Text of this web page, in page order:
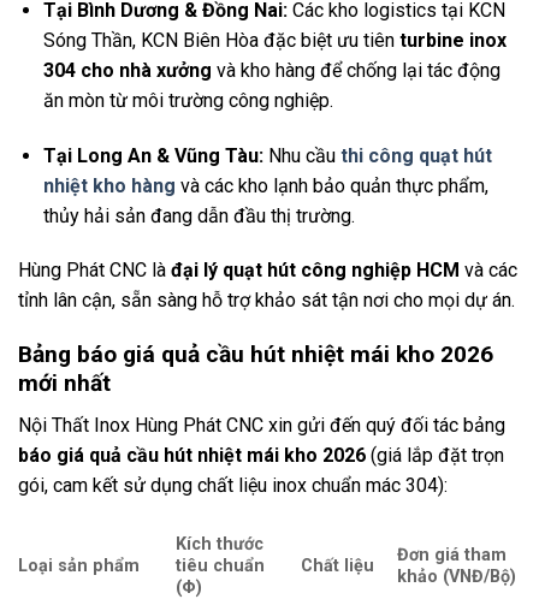
Tại Bình Dương & Đồng Nai:Các kho logistics tại KCN
Sóng Thần, KCN Biên Hòa đặc biệt ưu tiên turbine inox
304 cho nhà xưởng và kho hàng để chống lại tác động
ăn mòn từ môi trường công nghiệp.
Tại Long An & Vũng Tàu:Nhu cầu thi công quạt hút
nhiệt kho hàng và các kho lạnh bảo quản thực phẩm,
thủy hải sản đang dẫn đầu thị trường.
Hùng Phát CNC là đại lý quạt hút công nghiệp HCM và các
tỉnh lân cận, sẵn sàng hỗ trợ khảo sát tận nơi cho mọi dự án.
Bảng báo giá quả cầu hút nhiệt mái kho 2026
mới nhất
Nội Thất Inox Hùng Phát CNC xin gửi đến quý đối tác bảng
báo giá quả cầu hút nhiệt mái kho 2026 (giá lắp đặt trọn
gói, cam kết sử dụng chất liệu inox chuẩn mác 304):
Loại sản phẩm
Kích thước
tiêu chuẩn
(Φ)
Chất liệu
Đơn giá tham
khảo (VNĐ/Bộ)